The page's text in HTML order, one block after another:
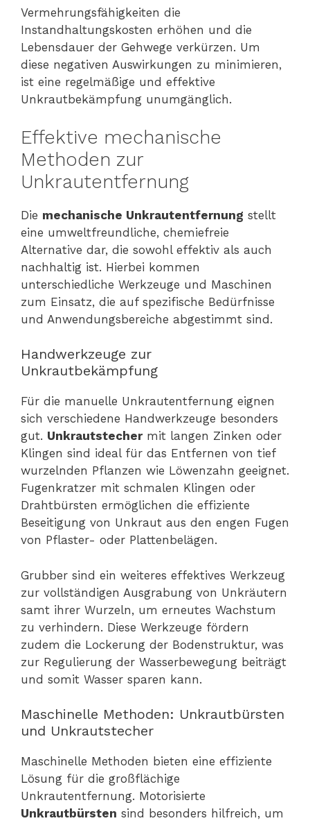
Vermehrungsfähigkeiten die
Instandhaltungskosten erhöhen und die
Lebensdauer der Gehwege verkürzen. Um
diese negativen Auswirkungen zu minimieren,
ist eine regelmäßige und effektive
Unkrautbekämpfung unumgänglich.
Effektive mechanische
Methoden zur
Unkrautentfernung
Die mechanische Unkrautentfernung stellt
eine umweltfreundliche, chemiefreie
Alternative dar, die sowohl effektiv als auch
nachhaltig ist. Hierbei kommen
unterschiedliche Werkzeuge und Maschinen
zum Einsatz, die auf spezifische Bedürfnisse
und Anwendungsbereiche abgestimmt sind.
Handwerkzeuge zur
Unkrautbekämpfung
Für die manuelle Unkrautentfernung eignen
sich verschiedene Handwerkzeuge besonders
gut. Unkrautstechermit langen Zinken oder
Klingen sind ideal für das Entfernen von tief
wurzelnden Pflanzen wie Löwenzahn geeignet.
Fugenkratzer mit schmalen Klingen oder
Drahtbürsten ermöglichen die effiziente
Beseitigung von Unkraut aus den engen Fugen
von Pflaster- oder Plattenbelägen.
Grubber sind ein weiteres effektives Werkzeug
zur vollständigen Ausgrabung von Unkräutern
samt ihrer Wurzeln, um erneutes Wachstum
zu verhindern. Diese Werkzeuge fördern
zudem die Lockerung der Bodenstruktur, was
zur Regulierung der Wasserbewegung beiträgt
und somit Wasser sparen kann.
Maschinelle Methoden: Unkrautbürsten
und Unkrautstecher
Maschinelle Methoden bieten eine effiziente
Lösung für die großflächige
Unkrautentfernung. Motorisierte
Unkrautbürsten sind besonders hilfreich, um